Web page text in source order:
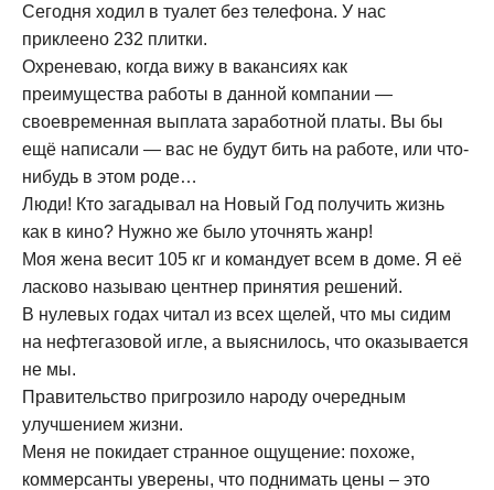
Сегодня ходил в туалет без телефона. У нас
приклеено 232 плитки.
Охреневаю, когда вижу в вакансиях как
преимущества работы в данной компании —
своевременная выплата заработной платы. Вы бы
ещё написали — вас не будут бить на работе, или что-
нибудь в этом роде…
Люди! Кто загадывал на Новый Год получить жизнь
как в кино? Нужно же было уточнять жанр!
Моя жена весит 105 кг и командует всем в доме. Я её
ласково называю центнер принятия решений.
В нулевых годах читал из всех щелей, что мы сидим
на нефтегазовой игле, а выяснилось, что оказывается
не мы.
Правительство пригрозило народу очередным
улучшением жизни.
Меня не покидает странное ощущение: похоже,
коммерсанты уверены, что поднимать цены – это